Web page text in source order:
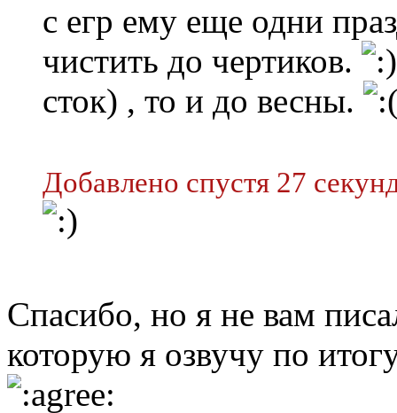
с егр ему еще одни
чистить до чертиков.
сток) , то и до весны.
Добавлено спустя 27
Спасибо, но я не вам
которую я озвучу по